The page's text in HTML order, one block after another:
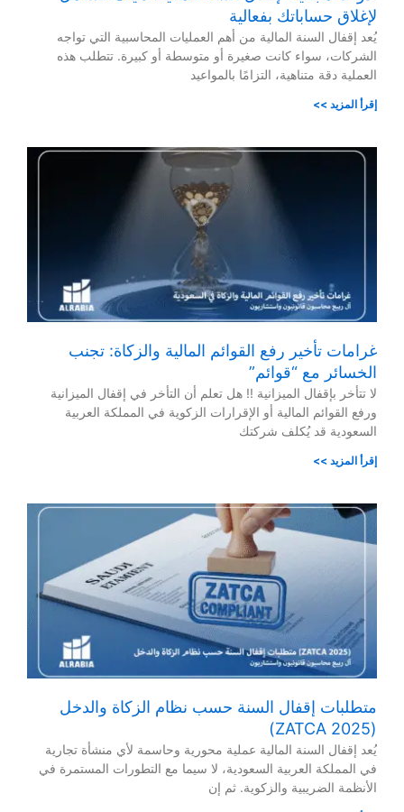
لإغلاق حساباتك بفعالية
يُعد إقفال السنة المالية من أهم العمليات المحاسبية التي تواجه
الشركات، سواء كانت صغيرة أو متوسطة أو كبيرة. تتطلب هذه
العملية دقة متناهية، التزامًا بالمواعيد
إقرأ المزيد >>
غرامات تأخير رفع القوائم المالية والزكاة: تجنب
الخسائر مع “قوائم”
لا تتأخر بإقفال الميزانية !! هل تعلم أن التأخر في إقفال الميزانية
ورفع القوائم المالية أو الإقرارات الزكوية في المملكة العربية
السعودية قد يُكلف شركتك
إقرأ المزيد >>
متطلبات إقفال السنة حسب نظام الزكاة والدخل
(ZATCA 2025)
يُعد إقفال السنة المالية عملية محورية وحاسمة لأي منشأة تجارية
في المملكة العربية السعودية، لا سيما مع التطورات المستمرة في
الأنظمة الضريبية والزكوية. ثم إن